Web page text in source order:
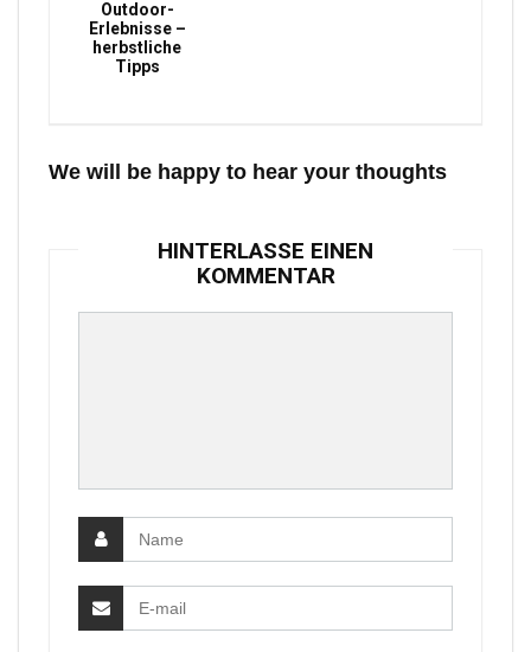
Outdoor-
Erlebnisse –
herbstliche
Tipps
We will be happy to hear your thoughts
HINTERLASSE EINEN
KOMMENTAR